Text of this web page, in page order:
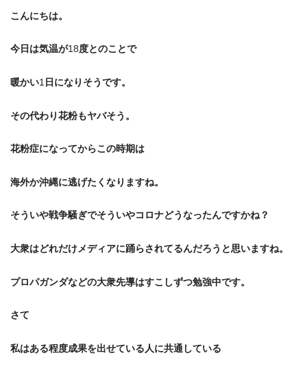
こんにちは。
今日は気温が18度とのことで
暖かい1 日になりそうです。
その代わり花粉もヤバそう。
花粉症になってからこの時期は
海外か沖縄に逃げたくなりますね。
そういや戦争騒ぎでそういやコロナどうなったんですかね？
大衆はどれだけメディアに踊らされてるんだろうと思いますね。
プロパガンダなどの大衆先導はすこしずつ勉強中です。
さて
私はある程度成果を出せている人に共通している